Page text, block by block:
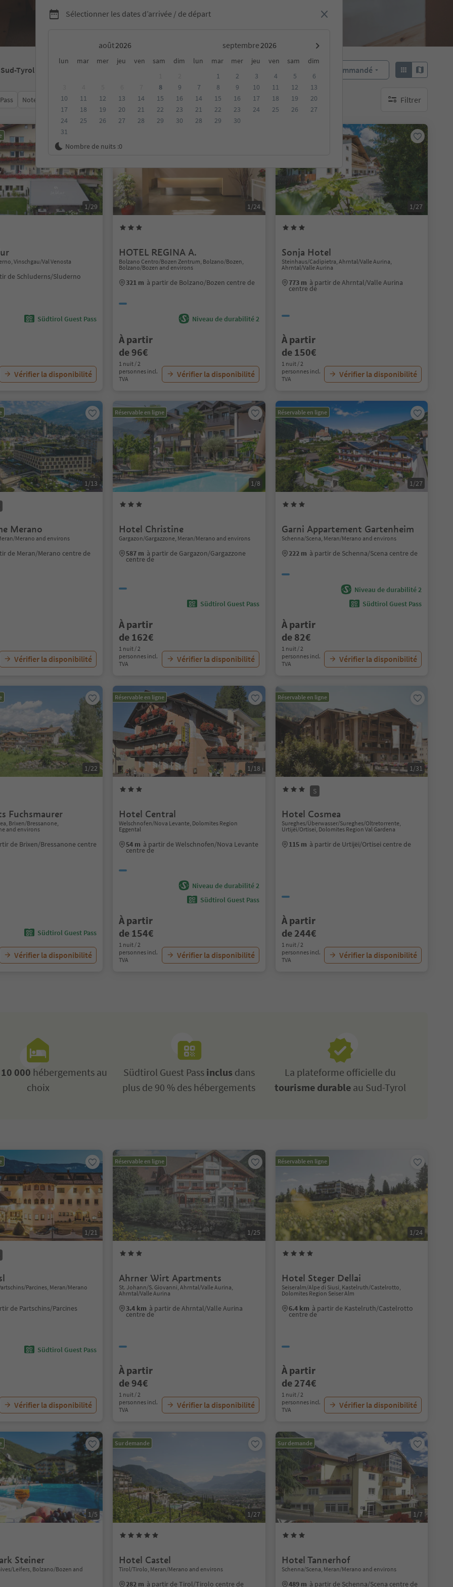
Sélectionner les dates d’arrivée / de départ
août septembre
lun mar mer jeu ven sam dim lun mar mer jeu ven sam
dim
8
9
10
11 12 13 14 15
16
17
18 19 20 21 22
23
24
25 26 27 28 29
30
31
1 2 3 4 5
6
7
8 9 10 11 12
13
14
15 16 17 18 19
20
21
22 23 24 25 26
27
28
29 30
Nombre de nuits :0
Tyrol Recommandé
Note moyenne Catégorie Options de la carte Hébergements durables Filtrer
aucun filtre actif
1/29
Vinschgau/Val Venosta
de Schluderns/Sluderno
Südtirol Guest Pass
Vérifier la disponibilité
1/24
HOTEL REGINA A.
Bolzano Centro/Bozen Zentrum, Bolzano/Bozen,
Bolzano/Bozen and environs
321 m à partir de Bolzano/Bozen centre de
Niveau de durabilité 2
À partir
de 96€
1 nuit / 2
personnes incl.
TVA
Vérifier la disponibilité
1/27
Sonja Hotel
Steinhaus/Cadipietra, Ahrntal/Valle Aurina,
Ahrntal/Valle Aurina
773 m à partir de Ahrntal/Valle Aurina
centre de
À partir
de 150€
1 nuit / 2
personnes incl.
TVA
Vérifier la disponibilité
1/13
Merano
Merano and environs
de Meran/Merano centre de
Vérifier la disponibilité
Réservable en ligne
1/8
Hotel Christine
Gargazon/Gargazzone, Meran/Merano and environs
587 m à partir de Gargazon/Gargazzone
centre de
Südtirol Guest Pass
À partir
de 162€
1 nuit / 2
personnes incl.
TVA
Vérifier la disponibilité
Réservable en ligne
1/27
Garni Appartement Gartenheim
Schenna/Scena, Meran/Merano and environs
222 m à partir de Schenna/Scena centre de
Niveau de durabilité 2
Südtirol Guest Pass
À partir
de 82€
1 nuit / 2
personnes incl.
TVA
Vérifier la disponibilité
1/22
Fuchsmaurer
Brixen/Bressanone,
and environs
de Brixen/Bressanone centre
Südtirol Guest Pass
Vérifier la disponibilité
Réservable en ligne
1/18
Hotel Central
Welschnofen/Nova Levante, Dolomites Region
Eggental
54 m à partir de Welschnofen/Nova Levante
centre de
Niveau de durabilité 2
Südtirol Guest Pass
À partir
de 154€
1 nuit / 2
personnes incl.
TVA
Vérifier la disponibilité
Réservable en ligne
1/31
S
Hotel Cosmea
Sureghes/Überwasser/Sureghes/Oltretorrente,
Urtijëi/Ortisei, Dolomites Region Val Gardena
115 m à partir de Urtijëi/Ortisei centre de
À partir
de 244€
1 nuit / 2
personnes incl.
TVA
Vérifier la disponibilité
10 000 hébergements au
choix
Südtirol Guest Passinclus dans
plus de 90 % des hébergements
La plateforme officielle du
tourisme durableau Sud-Tyrol
1/21
Parcines, Meran/Merano
de Partschins/Parcines
Südtirol Guest Pass
Vérifier la disponibilité
Réservable en ligne
1/25
Ahrner Wirt Apartments
St. Johann/S. Giovanni, Ahrntal/Valle Aurina,
Ahrntal/Valle Aurina
3.4 km à partir de Ahrntal/Valle Aurina
centre de
À partir
de 94€
1 nuit / 2
personnes incl.
TVA
Vérifier la disponibilité
Réservable en ligne
1/24
Hotel Steger Dellai
Seiseralm/Alpe di Siusi, Kastelruth/Castelrotto,
Dolomites Region Seiser Alm
6.4 km à partir de Kastelruth/Castelrotto
centre de
À partir
de 274€
1 nuit / 2
personnes incl.
TVA
Vérifier la disponibilité
1/5
Steiner
Leifers, Bolzano/Bozen and
Sur demande
1/27
Hotel Castel
Tirol/Tirolo, Meran/Merano and environs
282 m à partir de Tirol/Tirolo centre de
Sur demande
1/7
Hotel Tannerhof
Schenna/Scena, Meran/Merano and environs
489 m à partir de Schenna/Scena centre de